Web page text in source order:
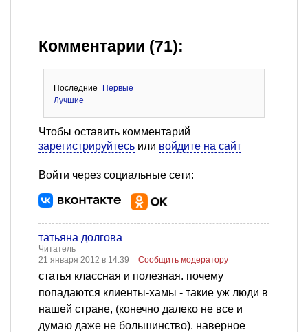
Комментарии (71):
Последние
Первые
Лучшие
Чтобы оставить комментарий
зарегистрируйтесь или войдите на сайт
Войти через социальные сети:
татьяна долгова
Читатель
21 января 2012 в 14:39
Сообщить модератору
статья классная и полезная. почему
попадаются клиенты-хамы - такие уж люди в
нашей стране, (конечно далеко не все и
думаю даже не большинство). наверное